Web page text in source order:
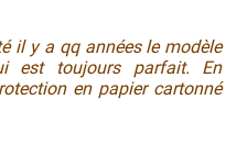
il y a qq années le modèle
est toujours parfait. En
en papier cartonné